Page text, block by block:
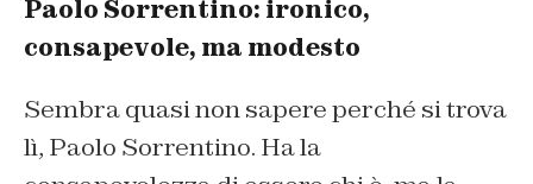
Paolo Sorrentino: ironico,
consapevole, ma modesto
Sembra quasi non sapere perché si trova
lì, Paolo Sorrentino. Ha la